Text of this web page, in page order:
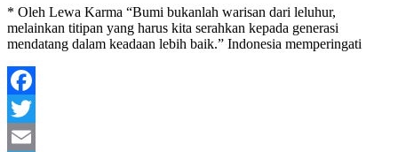
* Oleh Lewa Karma “Bumi bukanlah warisan dari leluhur,
melainkan titipan yang harus kita serahkan kepada generasi
mendatang dalam keadaan lebih baik.” Indonesia memperingati
Facebook
Twitter